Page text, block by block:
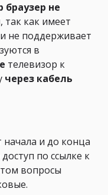
браузер не
, так как имеет
не поддерживает
в
телевизор к
через кабель
и до конца
доступ по ссылке к
вопросы